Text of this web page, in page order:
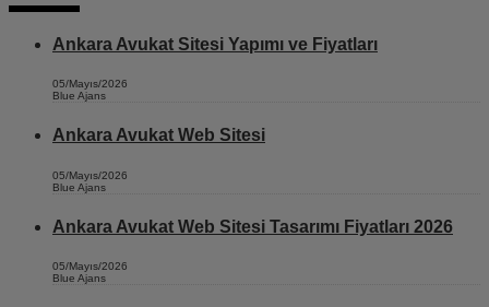
Ankara Avukat Sitesi Yapımı ve Fiyatları
05/Mayıs/2026
Blue Ajans
Ankara Avukat Web Sitesi
05/Mayıs/2026
Blue Ajans
Ankara Avukat Web Sitesi Tasarımı Fiyatları 2026
05/Mayıs/2026
Blue Ajans